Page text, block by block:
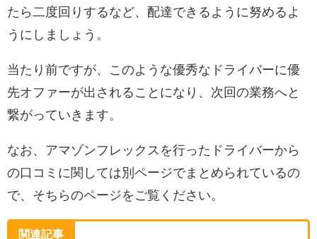
たら二度回りするなど、配達できるように努めるよ
うにしましょう。
当たり前ですが、このような優秀なドライバーに優
先オファーが出されることになり、次回の業務へと
繋がっていきます。
なお、アマゾンフレックスを行ったドライバーから
の口コミに関しては別ページでまとめられているの
で、そちらのページをご覧ください。
関連記事